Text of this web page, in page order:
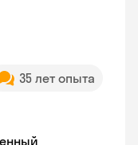
35 лет опыта